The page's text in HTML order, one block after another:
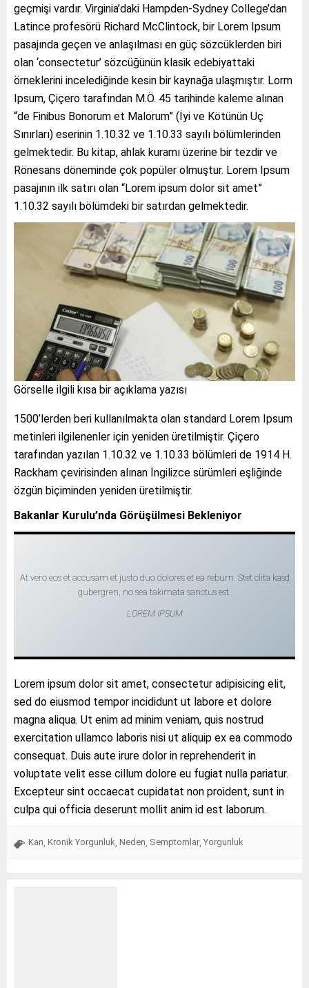
geçmişi vardır. Virginia’daki Hampden-Sydney College’dan
Latince profesörü Richard McClintock, bir Lorem Ipsum
pasajında geçen ve anlaşılması en güç sözcüklerden biri
olan ‘consectetur’ sözcüğünün klasik edebiyattaki
örneklerini incelediğinde kesin bir kaynağa ulaşmıştır. Lorm
Ipsum, Çiçero tarafından M.Ö. 45 tarihinde kaleme alınan
“de Finibus Bonorum et Malorum” (İyi ve Kötünün Uç
Sınırları) eserinin 1.10.32 ve 1.10.33 sayılı bölümlerinden
gelmektedir. Bu kitap, ahlak kuramı üzerine bir tezdir ve
Rönesans döneminde çok popüler olmuştur. Lorem Ipsum
pasajının ilk satırı olan “Lorem ipsum dolor sit amet”
1.10.32 sayılı bölümdeki bir satırdan gelmektedir.
Görselle ilgili kısa bir açıklama yazısı
1500’lerden beri kullanılmakta olan standard Lorem Ipsum
metinleri ilgilenenler için yeniden üretilmiştir. Çiçero
tarafından yazılan 1.10.32 ve 1.10.33 bölümleri de 1914 H.
Rackham çevirisinden alınan İngilizce sürümleri eşliğinde
özgün biçiminden yeniden üretilmiştir.
Bakanlar Kurulu’nda Görüşülmesi Bekleniyor
At vero eos et accusam et justo duo dolores et ea rebum. Stet clita kasd
gubergren, no sea takimata sanctus est.
LOREM IPSUM
Lorem ipsum dolor sit amet, consectetur adipisicing elit,
sed do eiusmod tempor incididunt ut labore et dolore
magna aliqua. Ut enim ad minim veniam, quis nostrud
exercitation ullamco laboris nisi ut aliquip ex ea commodo
consequat. Duis aute irure dolor in reprehenderit in
voluptate velit esse cillum dolore eu fugiat nulla pariatur.
Excepteur sint occaecat cupidatat non proident, sunt in
culpa qui officia deserunt mollit anim id est laborum.
Kan Kronik Yorgunluk Neden Semptomlar Yorgunluk